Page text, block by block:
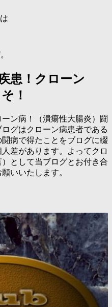
患！クローン
！
ン病！（潰瘍性大腸炎）闘
グはクローン病患者である
病で得たことをブログに綴
差があります。よってクロ
として当ブログとお付き合
いいたします。